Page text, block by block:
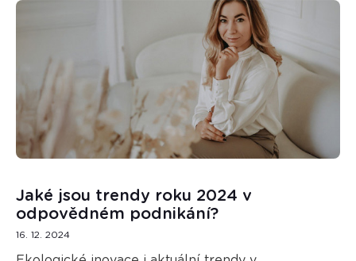
Jaké jsou trendy roku 2024 v
odpovědném podnikání?
16. 12. 2024